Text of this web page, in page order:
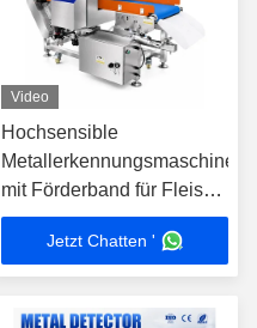
Video
Hochsensible
Metallerkennungsmaschine
mit Förderband für Fleisch,
Rindfleisch, Tiefkühlkost,
Fabrikinspektionsausrüstung
Jetzt Chatten '